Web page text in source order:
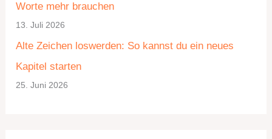
Worte mehr brauchen
13. Juli 2026
Alte Zeichen loswerden: So kannst du ein neues
Kapitel starten
25. Juni 2026
i